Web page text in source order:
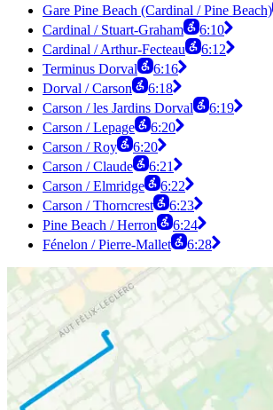
Gare Pine Beach (Cardinal / Pine Beach)
Cardinal / Stuart-Graham
6:10
Cardinal / Arthur-Fecteau
6:12
Terminus Dorval
6:16
Dorval / Carson
6:18
Carson / les Jardins Dorval
6:19
Carson / Lepage
6:20
Carson / Roy
6:20
Carson / Claude
6:21
Carson / Elmridge
6:22
Carson / Thorncrest
6:23
Pine Beach / Herron
6:24
Fénelon / Pierre-Mallet
6:28